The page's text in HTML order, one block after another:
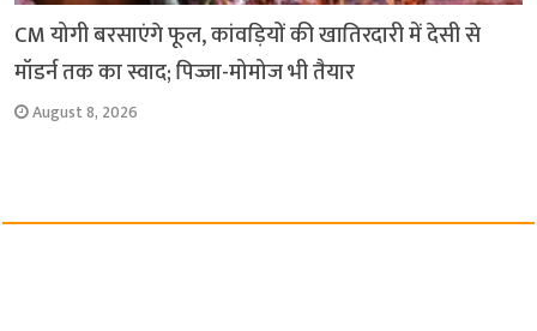
CM योगी बरसाएंगे फूल, कांवड़ियों की खातिरदारी में देसी से
मॉडर्न तक का स्वाद; पिज्जा-मोमोज भी तैयार
August 8, 2026